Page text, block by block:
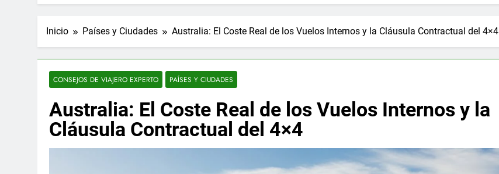
Inicio Países y Ciudades Australia: El Coste Real de los Vuelos Internos y la Cláusula Contractual del 4×4
CONSEJOS DE VIAJERO EXPERTO PAÍSES Y CIUDADES
Australia: El Coste Real de los Vuelos Internos y la
Cláusula Contractual del 4×4